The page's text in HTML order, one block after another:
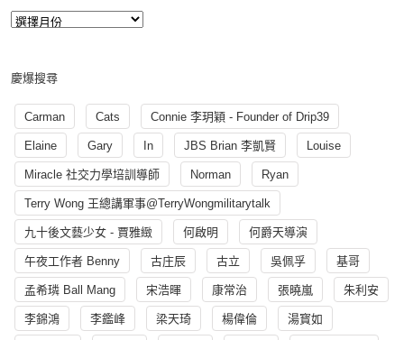
慶爆搜尋
Carman Cats Connie 李玥穎 - Founder of Drip39
Elaine Gary In JBS Brian 李凱賢 Louise
Miracle 社交力學培訓導師 Norman Ryan
Terry Wong 王總講軍事@TerryWongmilitarytalk
九十後文藝少女 - 賈雅緻 何啟明 何爵天導演
午夜工作者 Benny 古庄辰 古立 吳佩孚 基哥
孟希璘 Ball Mang 宋浩暉 康常治 張曉嵐 朱利安
李錦鴻 李鑑峰 梁天琦 楊偉倫 湯寳如